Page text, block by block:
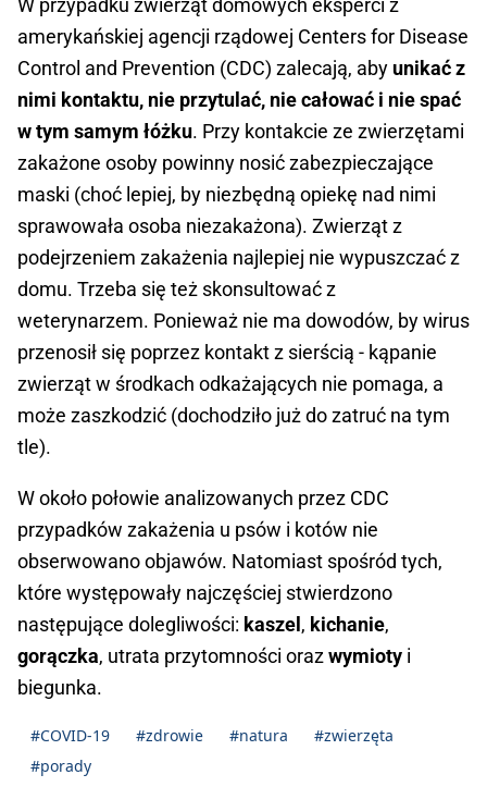
amerykańskiej agencji rządowej Centers for Disease
Control and Prevention (CDC) zalecają, aby unikać z
nimi kontaktu, nie przytulać, nie całować i nie spać
w tym samym łóżku. Przy kontakcie ze zwierzętami
zakażone osoby powinny nosić zabezpieczające
maski (choć lepiej, by niezbędną opiekę nad nimi
sprawowała osoba niezakażona). Zwierząt z
podejrzeniem zakażenia najlepiej nie wypuszczać z
domu. Trzeba się też skonsultować z
weterynarzem. Ponieważ nie ma dowodów, by wirus
przenosił się poprzez kontakt z sierścią - kąpanie
zwierząt w środkach odkażających nie pomaga, a
może zaszkodzić (dochodziło już do zatruć na tym
tle).
W około połowie analizowanych przez CDC
przypadków zakażenia u psów i kotów nie
obserwowano objawów. Natomiast spośród tych,
które występowały najczęściej stwierdzono
następujące dolegliwości: kaszel, kichanie,
gorączka, utrata przytomności orazwymioty i
biegunka.
#COVID-19 #zdrowie #natura
#zwierzęta
#porady